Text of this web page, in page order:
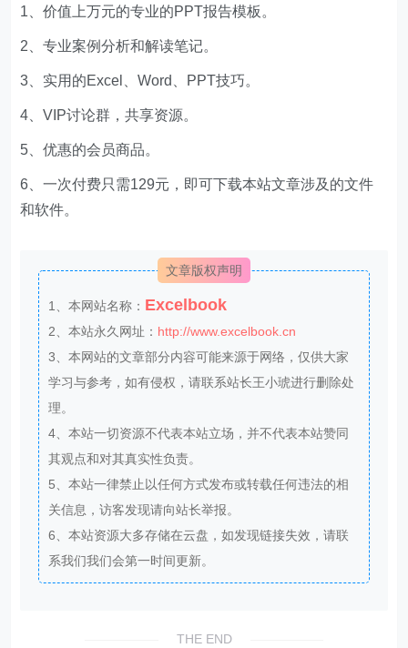
1、价值上万元的专业的PPT报告模板。
2、专业案例分析和解读笔记。
3、实用的Excel、Word、PPT技巧。
4、VIP讨论群，共享资源。
5、优惠的会员商品。
6、一次付费只需129元，即可下载本站文章涉及的文件
和软件。
文章版权声明
1、本网站名称： Excelbook
2、本站永久网址： http://www.excelbook.cn
3、本网站的文章部分内容可能来源于网络，仅供大家
学习与参考，如有侵权，请联系站长王小琥进行删除处
理。
4、本站一切资源不代表本站立场，并不代表本站赞同
其观点和对其真实性负责。
5、本站一律禁止以任何方式发布或转载任何违法的相
关信息，访客发现请向站长举报。
6、本站资源大多存储在云盘，如发现链接失效，请联
系我们我们会第一时间更新。
THE END